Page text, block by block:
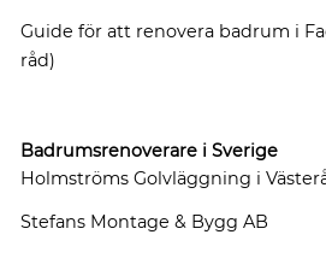
Guide för att renovera badrum i
råd)
Badrumsrenoverare i Sverige
Holmströms Golvläggning i
Stefans Montage & Bygg AB